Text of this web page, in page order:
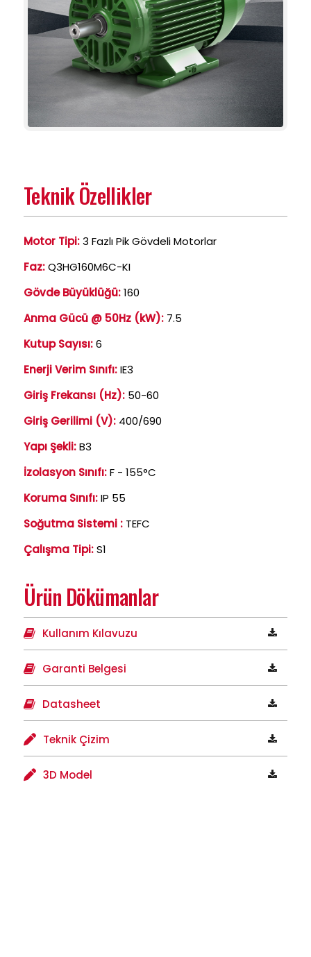
Teknik Özellikler
Motor Tipi:3 Fazlı Pik Gövdeli Motorlar
Faz:Q3HG160M6C-KI
Gövde Büyüklüğü:160
Anma Gücü @ 50Hz (kW): 7.5
Kutup Sayısı:6
Enerji Verim Sınıfı:IE3
Giriş Frekansı (Hz): 50-60
Giriş Gerilimi (V): 400/690
Yapı Şekli:B3
İzolasyon Sınıfı:F - 155°C
Koruma Sınıfı:IP 55
Soğutma Sistemi : TEFC
Çalışma Tipi:S1
Ürün Dökümanlar
Kullanım Kılavuzu
Garanti Belgesi
Datasheet
Teknik Çizim
3D Model